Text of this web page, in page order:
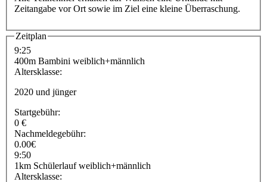
Zeitangabe vor Ort sowie im Ziel eine kleine Überraschung.
Zeitplan
9:25
400m Bambini weiblich+männlich
Altersklasse:
2020 und jünger
Startgebühr:
0 €
Nachmeldegebühr:
0.00€
9:50
1km Schülerlauf weiblich+männlich
Altersklasse: